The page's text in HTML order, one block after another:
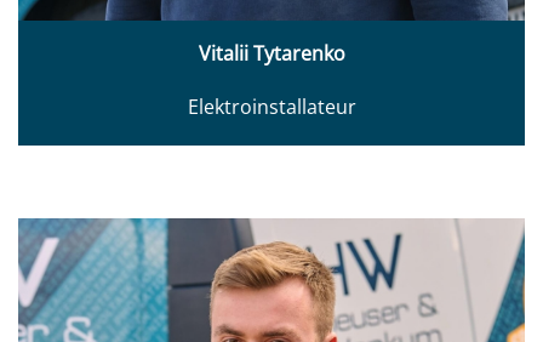
Vitalii Tytarenko
Elektroinstallateur